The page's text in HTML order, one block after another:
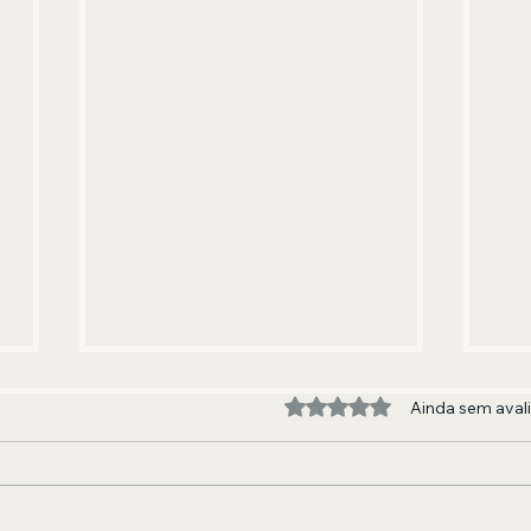
Avaliado com 0 de 5
Ainda sem